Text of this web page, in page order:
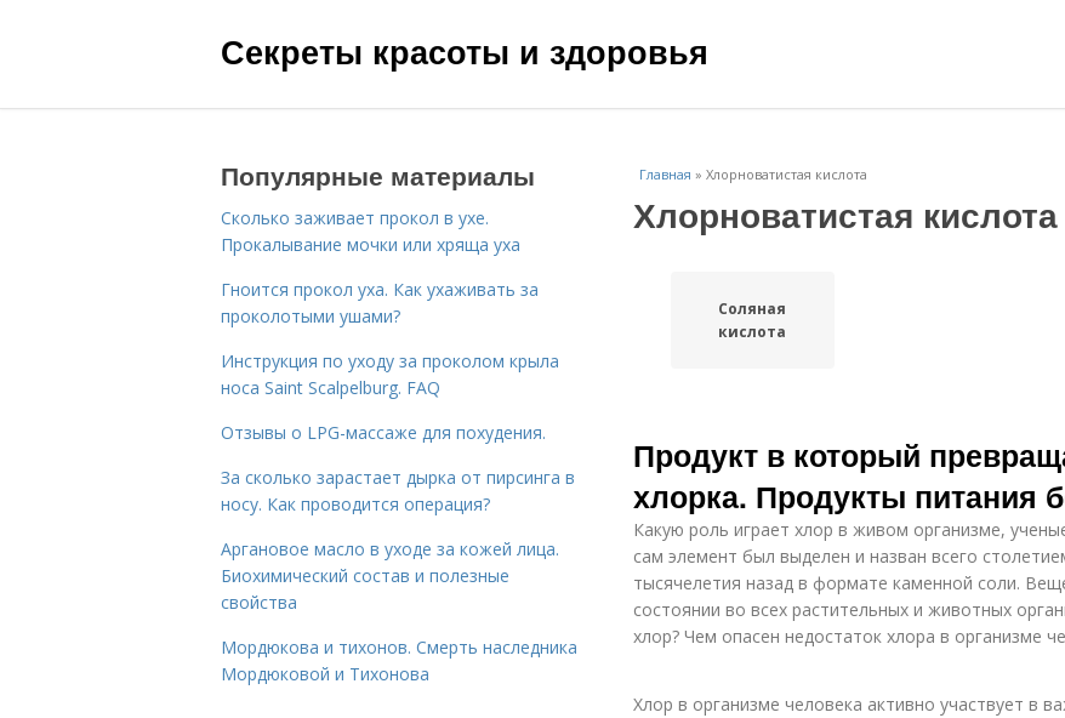
Секреты красоты и здоровья
Главная » Хлорноватистая кислота
Хлорноватистая кислота
Соляная
кислота
Продукт в который
хлорка. Продукты питания
Какую роль играет хлор в живом организме,
сам элемент был выделен и назван всего
тысячелетия назад в формате каменной соли.
состоянии во всех растительных и животных
хлор? Чем опасен недостаток хлора в организме
Хлор в организме человека активно участвует в
Популярные материалы
Сколько заживает прокол в ухе.
Прокалывание мочки или хряща уха
Гноится прокол уха. Как ухаживать за
проколотыми ушами?
Инструкция по уходу за проколом крыла
носа Saint Scalpelburg. FAQ
Отзывы о LPG-массаже для похудения.
За сколько зарастает дырка от пирсинга в
носу. Как проводится операция?
Аргановое масло в уходе за кожей лица.
Биохимический состав и полезные
свойства
Мордюкова и тихонов. Смерть наследника
Мордюковой и Тихонова